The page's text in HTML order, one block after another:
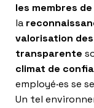
les membres de
la
valorisation
transparente
climat de
employé·es se
Un tel